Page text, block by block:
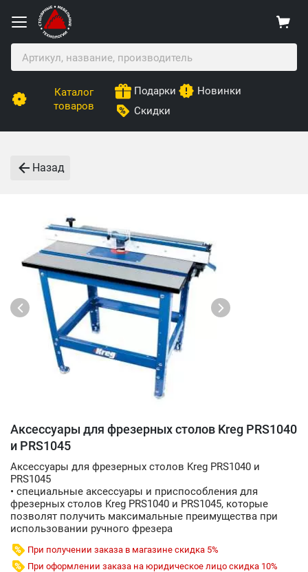
Каталог
товаров
Подарки
Новинки
Скидки
Назад
Аксессуары для фрезерных столов Kreg PRS1040
и PRS1045
Аксессуары для фрезерных столов Kreg PRS1040 и
PRS1045
• специальные аксессуары и приспособления для
фрезерных столов Kreg PRS1040 и PRS1045, которые
позволят получить максимальные преимущества при
использовании ручного фрезера
При получении заказа в магазине скидка 5%
При оформлении заказа на юридическое лицо скидка 10%